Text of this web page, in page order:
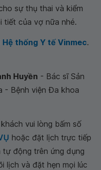
sự thụ thai và kiểm
tiết của vợ nữa nhé.
Hệ thống Y tế Vinmec.
Huyền - Bác sĩ Sản
- Bệnh viện Đa khoa
vui lòng bấm số
hoặc đặt lịch trực tiếp
động trên ứng dụng
lịch và đặt hẹn mọi lúc